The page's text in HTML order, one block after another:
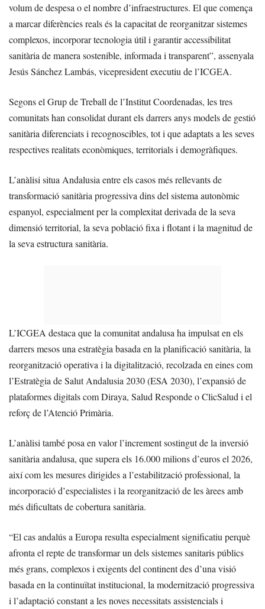
volum de despesa o el nombre d’infraestructures. El que comença
a marcar diferències reals és la capacitat de reorganitzar sistemes
complexos, incorporar tecnologia útil i garantir accessibilitat
sanitària de manera sostenible, informada i transparent”, assenyala
Jesús Sánchez Lambás, vicepresident executiu de l’ICGEA.
Segons el Grup de Treball de l’Institut Coordenadas, les tres
comunitats han consolidat durant els darrers anys models de gestió
sanitària diferenciats i recognoscibles, tot i que adaptats a les seves
respectives realitats econòmiques, territorials i demogràfiques.
L’anàlisi situa Andalusia entre els casos més rellevants de
transformació sanitària progressiva dins del sistema autonòmic
espanyol, especialment per la complexitat derivada de la seva
dimensió territorial, la seva població fixa i flotant i la magnitud de
la seva estructura sanitària.
L’ICGEA destaca que la comunitat andalusa ha impulsat en els
darrers mesos una estratègia basada en la planificació sanitària, la
reorganització operativa i la digitalització, recolzada en eines com
l’Estratègia de Salut Andalusia 2030 (ESA 2030), l’expansió de
plataformes digitals com Diraya, Salud Responde o ClicSalud i el
reforç de l’Atenció Primària.
L’anàlisi també posa en valor l’increment sostingut de la inversió
sanitària andalusa, que supera els 16.000 milions d’euros el 2026,
així com les mesures dirigides a l’estabilització professional, la
incorporació d’especialistes i la reorganització de les àrees amb
més dificultats de cobertura sanitària.
“El cas andalús a Europa resulta especialment significatiu perquè
afronta el repte de transformar un dels sistemes sanitaris públics
més grans, complexos i exigents del continent des d’una visió
basada en la continuïtat institucional, la modernització progressiva
i l’adaptació constant a les noves necessitats assistencials i